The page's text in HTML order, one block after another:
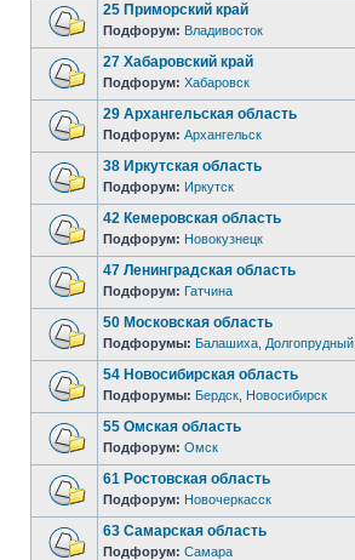
25 Приморский край
Подфорум: Владивосток
27 Хабаровский край
Подфорум: Хабаровск
29 Архангельская область
Подфорум: Архангельск
38 Иркутская область
Подфорум: Иркутск
42 Кемеровская область
Подфорум: Новокузнецк
47 Ленинградская область
Подфорум: Гатчина
50 Московская область
Подфорумы: Балашиха Долгопрудный
54 Новосибирская область
Подфорумы: Бердск Новосибирск
55 Омская область
Подфорум: Омск
61 Ростовская область
Подфорум: Новочеркасск
63 Самарская область
Подфорум: Самара